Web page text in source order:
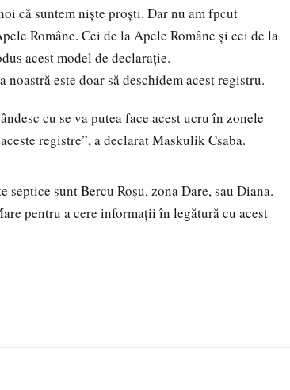
că suntem niște proști. Dar nu am fpcut
Române. Cei de la Apele Române și cei de la
acest model de declarație.
este doar să deschidem acest registru.
cu se va putea face acest ucru în zonele
registre”, a declarat Maskulik Csaba.
sunt Bercu Roșu, zona Dare, sau Diana.
pentru a cere informații în legătură cu acest